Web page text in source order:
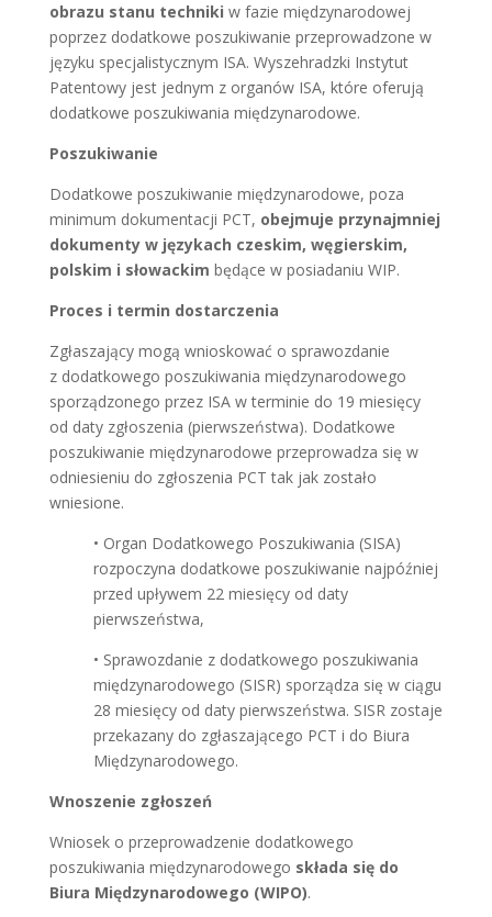
obrazu stanu techniki w fazie międzynarodowej
poprzez dodatkowe poszukiwanie przeprowadzone w
języku specjalistycznym ISA. Wyszehradzki Instytut
Patentowy jest jednym z organów ISA, które oferują
dodatkowe poszukiwania międzynarodowe.
Poszukiwanie
Dodatkowe poszukiwanie międzynarodowe, poza
minimum dokumentacji PCT, obejmuje przynajmniej
dokumenty w językach czeskim, węgierskim,
polskim i słowackim będące w posiadaniu WIP.
Proces i termin dostarczenia
Zgłaszający mogą wnioskować o sprawozdanie
z dodatkowego poszukiwania międzynarodowego
sporządzonego przez ISA w terminie do 19 miesięcy
od daty zgłoszenia (pierwszeństwa). Dodatkowe
poszukiwanie międzynarodowe przeprowadza się w
odniesieniu do zgłoszenia PCT tak jak zostało
wniesione.
• Organ Dodatkowego Poszukiwania (SISA)
rozpoczyna dodatkowe poszukiwanie najpóźniej
przed upływem 22 miesięcy od daty
pierwszeństwa,
• Sprawozdanie z dodatkowego poszukiwania
międzynarodowego (SISR) sporządza się w ciągu
28 miesięcy od daty pierwszeństwa. SISR zostaje
przekazany do zgłaszającego PCT i do Biura
Międzynarodowego.
Wnoszenie zgłoszeń
Wniosek o przeprowadzenie dodatkowego
poszukiwania międzynarodowego składa się do
Biura Międzynarodowego (WIPO).